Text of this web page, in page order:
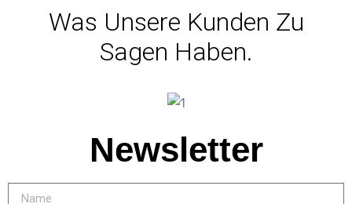
Was Unsere Kunden Zu
Sagen Haben.
Newsletter